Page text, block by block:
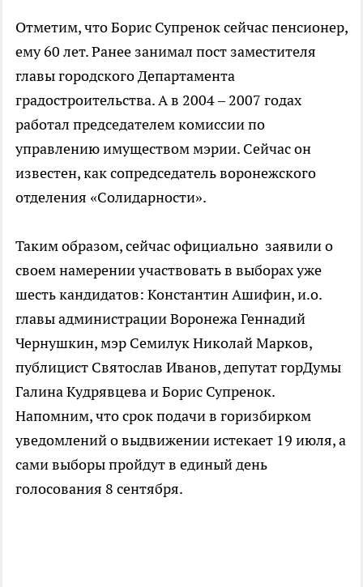
Отметим, что Борис Супренок сейчас пенсионер,
ему 60 лет. Ранее занимал пост заместителя
главы городского Департамента
градостроительства. А в 2004 – 2007 годах
работал председателем комиссии по
управлению имуществом мэрии. Сейчас он
известен, как сопредседатель воронежского
отделения «Солидарности».
Таким образом, сейчас официально заявили о
своем намерении участвовать в выборах уже
шесть кандидатов: Константин Ашифин, и.о.
главы администрации Воронежа Геннадий
Чернушкин, мэр Семилук Николай Марков,
публицист Святослав Иванов, депутат горДумы
Галина Кудрявцева и Борис Супренок.
Напомним, что срок подачи в горизбирком
уведомлений о выдвижении истекает 19 июля, а
сами выборы пройдут в единый день
голосования 8 сентября.